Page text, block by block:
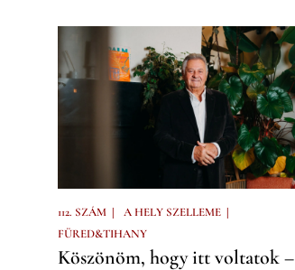
112. SZÁM | A HELY SZELLEME |
FÜRED&TIHANY
Köszönöm, hogy itt voltatok –